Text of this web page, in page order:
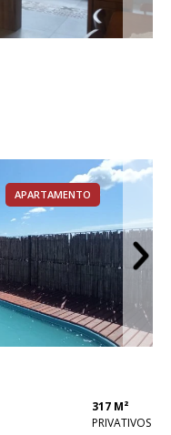
APARTAMENTO
317 M²
PRIVATIVOS